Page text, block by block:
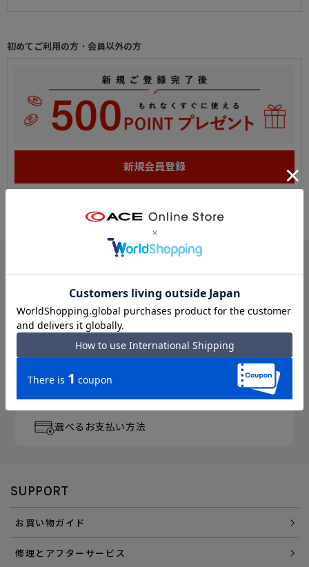
初めてご利用の方・会員以外の方
PC スマートフォン
3,300円以上のご購入で
「送料無料」
エース直営ならではの
「アフターサービス」
会員登録でさらに
「便利にお得にお買い物」を
選べるお支払い方法
SUPPORT
お買い物ガイド
修理とアフターサービス